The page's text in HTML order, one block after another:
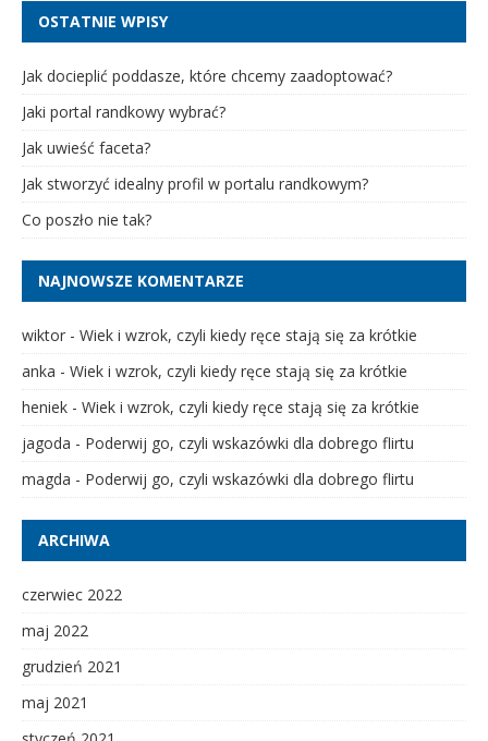
OSTATNIE WPISY
Jak docieplić poddasze, które chcemy zaadoptować?
Jaki portal randkowy wybrać?
Jak uwieść faceta?
Jak stworzyć idealny profil w portalu randkowym?
Co poszło nie tak?
NAJNOWSZE KOMENTARZE
wiktor - Wiek i wzrok, czyli kiedy ręce stają się za krótkie
anka - Wiek i wzrok, czyli kiedy ręce stają się za krótkie
heniek - Wiek i wzrok, czyli kiedy ręce stają się za krótkie
jagoda - Poderwij go, czyli wskazówki dla dobrego flirtu
magda - Poderwij go, czyli wskazówki dla dobrego flirtu
ARCHIWA
czerwiec 2022
maj 2022
grudzień 2021
maj 2021